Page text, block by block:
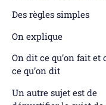
Des règles simples
On explique
On dit ce qu’on fait et
ce qu’on dit
Un autre sujet est de